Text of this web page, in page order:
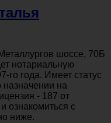
шоссе, 70Б
нотариальную
го года. Имеет статус
назначении на
- 187 от
ознакомиться с
ниже.